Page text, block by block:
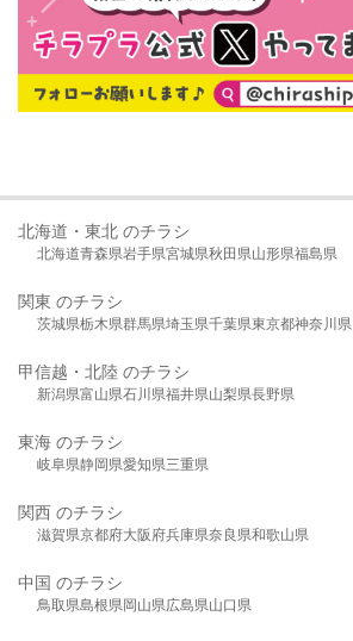
北海道・東北 のチラシ
北海道青森県岩手県宮城県秋田県山形県福島県
関東 のチラシ
茨城県栃木県群馬県埼玉県千葉県東京都神奈川県
甲信越・北陸 のチラシ
新潟県富山県石川県福井県山梨県長野県
東海 のチラシ
岐阜県静岡県愛知県三重県
関西 のチラシ
滋賀県京都府大阪府兵庫県奈良県和歌山県
中国 のチラシ
鳥取県島根県岡山県広島県山口県